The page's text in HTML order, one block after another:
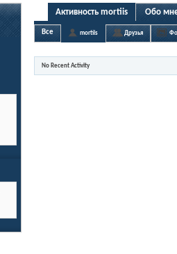
Активность mortiis Обо
Все mortiis Друзья
No Recent Activity